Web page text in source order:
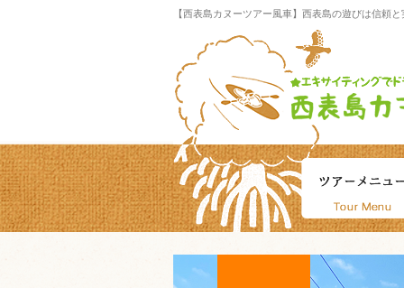
【西表島カヌーツアー風車】西表島の遊びは信頼